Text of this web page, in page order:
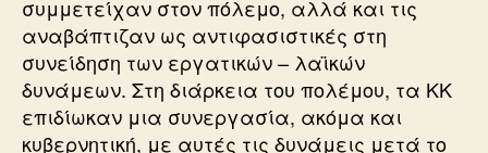
συμμετείχαν στον πόλεμο, αλλά και τις
αναβάπτιζαν ως αντιφασιστικές στη
συνείδηση των εργατικών – λαϊκών
δυνάμεων. Στη διάρκεια του πολέμου, τα ΚΚ
επιδίωκαν μια συνεργασία, ακόμα και
κυβερνητική, με αυτές τις δυνάμεις μετά το